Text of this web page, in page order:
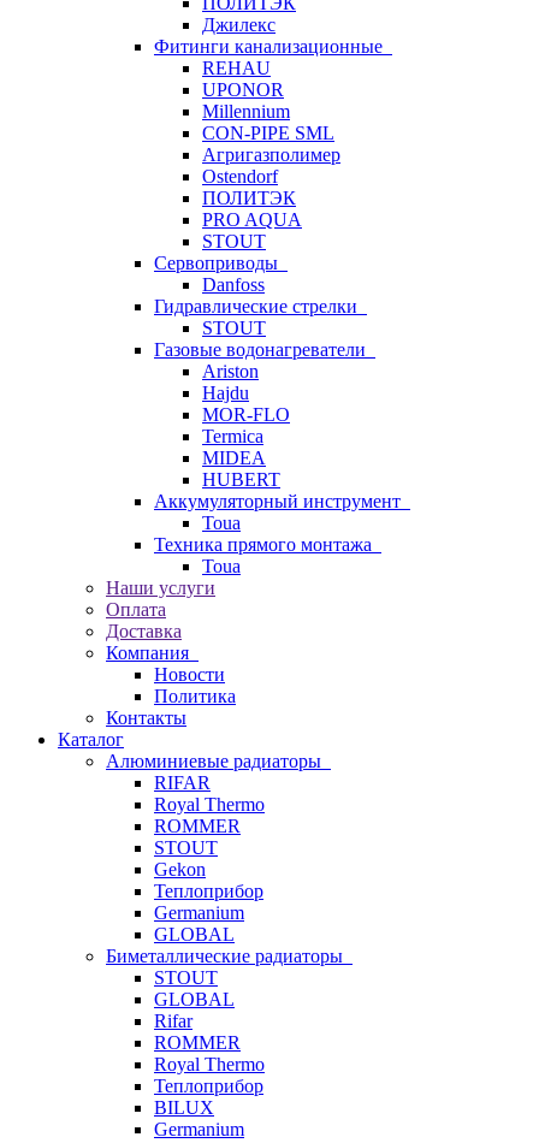
Джилекс
Фитинги канализационные
REHAU
UPONOR
Millennium
CON-PIPE SML
Агригазполимер
Ostendorf
ПОЛИТЭК
PRO AQUA
STOUT
Сервоприводы
Danfoss
Гидравлические стрелки
STOUT
Газовые водонагреватели
Ariston
Hajdu
MOR-FLO
Termica
MIDEA
HUBERT
Аккумуляторный инструмент
Toua
Техника прямого монтажа
Toua
Наши услуги
Оплата
Доставка
Компания
Новости
Политика
Контакты
Каталог
Алюминиевые радиаторы
RIFAR
Royal Thermo
ROMMER
STOUT
Gekon
Теплоприбор
Germanium
GLOBAL
Биметаллические радиаторы
STOUT
GLOBAL
Rifar
ROMMER
Royal Thermo
Теплоприбор
BILUX
Germanium